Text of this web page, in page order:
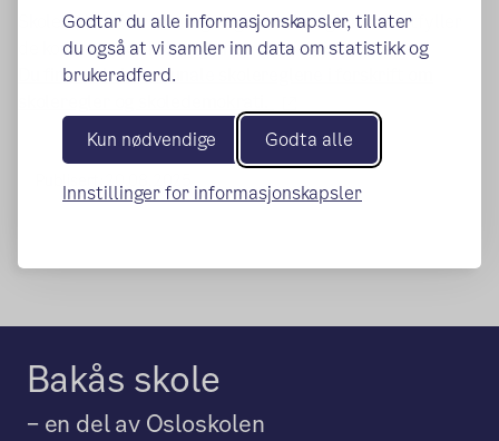
Godtar du alle informasjonskapsler, tillater
du også at vi samler inn data om statistikk og
brukeradferd.
Kun nødvendige Godta alle
Innstillinger for informasjonskapsler
Skolene kan fortsatt lage egne skoleregler som utfyller
de kommunale skolereglene.
Du finner de kommunale skolereglene i forskrift om
Bakås skole
– en del av Osloskolen